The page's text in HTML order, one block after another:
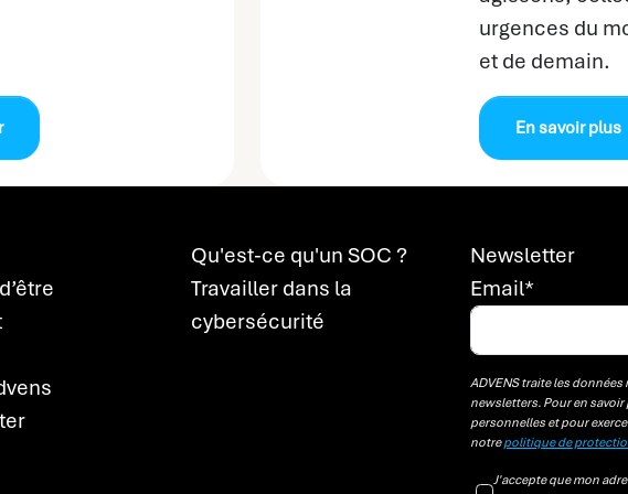
urgences du
et de demain.
En savoir plus
Qu'est-ce qu'un SOC ?
Travailler dans la
cybersécurité
Newsletter
Email*
ADVENS traite les
newsletters. Pour en
personnelles et pour
notrepolitique de
J'accepte que mon